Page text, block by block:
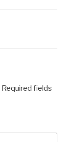
Required fields